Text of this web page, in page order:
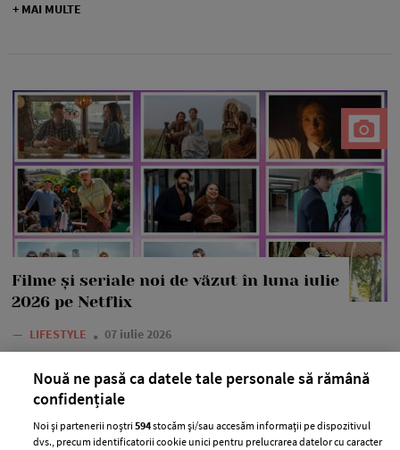
+ MAI MULTE
Filme și seriale noi de văzut în luna iulie
2026 pe Netflix
— LIFESTYLE 07 iulie 2026
ajutorul tău cu o listă de filme și seriale noi pe care nu
trebuie să le ratezi.
+ MAI MULTE
Nouă ne pasă ca datele tale personale să rămână
confidențiale
Noi și partenerii noștri594stocăm și/sau accesăm informații pe dispozitivul
dvs., precum identificatorii cookie unici pentru prelucrarea datelor cu caracter